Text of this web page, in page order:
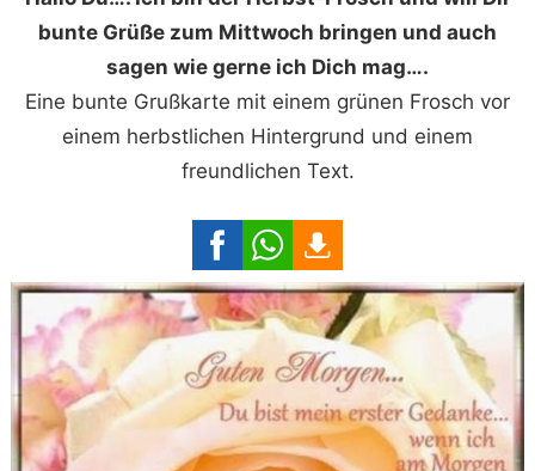
bunte Grüße zum Mittwoch bringen und auch
sagen wie gerne ich Dich mag….
Eine bunte Grußkarte mit einem grünen Frosch vor
einem herbstlichen Hintergrund und einem
freundlichen Text.